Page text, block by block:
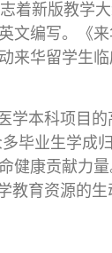
着新版教学
文编写。《
来华留学生
本科项目的
毕业生学成
健康贡献力
育资源的生